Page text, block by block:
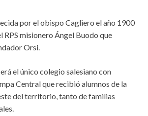
por el obispo Cagliero el año 1900
RPS misionero Ángel Buodo que
Orsi.
el único colegio salesiano con
Central que recibió alumnos de la
del territorio, tanto de familias